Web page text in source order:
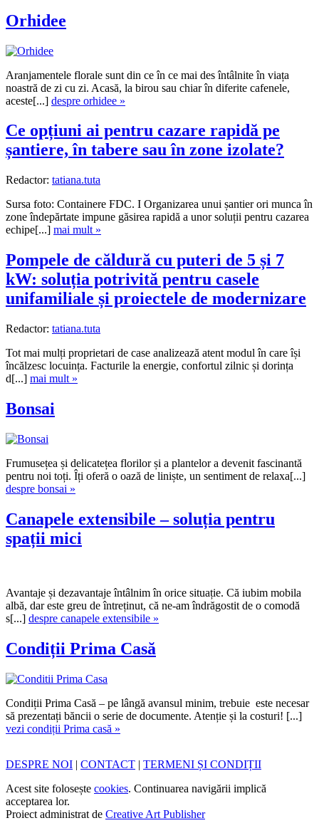
Orhidee
Aranjamentele florale sunt din ce în ce mai des întâlnite în viața
noastră de zi cu zi. Acasă, la birou sau chiar în diferite cafenele,
aceste[...] despre orhidee »
Ce opțiuni ai pentru cazare rapidă pe
șantiere, în tabere sau în zone izolate?
Redactor: tatiana.tuta
Sursa foto: Containere FDC. I Organizarea unui șantier ori munca în
zone îndepărtate impune găsirea rapidă a unor soluții pentru cazarea
echipe[...] mai mult »
Pompele de căldură cu puteri de 5 și 7
kW: soluția potrivită pentru casele
unifamiliale și proiectele de modernizare
Redactor: tatiana.tuta
Tot mai mulți proprietari de case analizează atent modul în care își
încălzesc locuința. Facturile la energie, confortul zilnic și dorința
d[...] mai mult »
Bonsai
Frumusețea și delicatețea florilor și a plantelor a devenit fascinantă
pentru noi toți. Îți oferă o oază de liniște, un sentiment de relaxa[...]
despre bonsai »
Canapele extensibile – soluția pentru
spații mici
Avantaje și dezavantaje întâlnim în orice situație. Că iubim mobila
albă, dar este greu de întreținut, că ne-am îndrăgostit de o comodă
s[...] despre canapele extensibile »
Condiții Prima Casă
Condiții Prima Casă – pe lângă avansul minim, trebuie este necesar
să prezentați băncii o serie de documente. Atenție și la costuri! [...]
vezi condiții Prima casă »
DESPRE NOI | CONTACT | TERMENI ȘI CONDIȚII
Acest site folosește cookies. Continuarea navigării implică
acceptarea lor.
Proiect administrat de Creative Art Publisher